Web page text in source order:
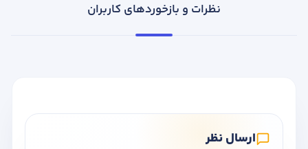
نظرات و بازخوردهای کاربران
ارسال نظر